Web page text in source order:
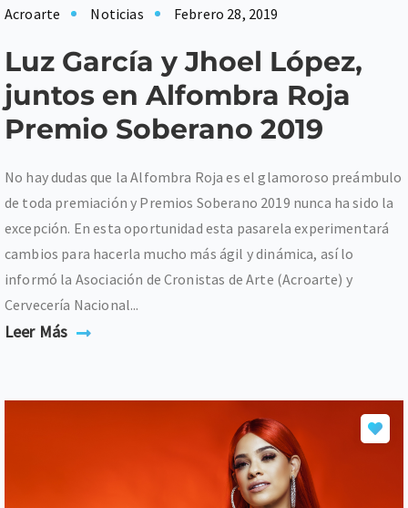
Acroarte Noticias Febrero 28, 2019
Luz García y Jhoel López,
juntos en Alfombra Roja
Premio Soberano 2019
No hay dudas que la Alfombra Roja es el glamoroso preámbulo
de toda premiación y Premios Soberano 2019 nunca ha sido la
excepción. En esta oportunidad esta pasarela experimentará
cambios para hacerla mucho más ágil y dinámica, así lo
informó la Asociación de Cronistas de Arte (Acroarte) y
Cervecería Nacional...
Leer Más